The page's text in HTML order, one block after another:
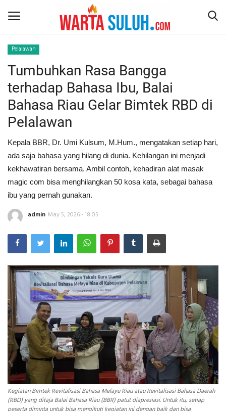
Home
NEWS
JAZIRAH RIAU
POLITIK
EKSBIS
PSPS PEKANBARU
LIFESTYLE
INDEKS
HEALTHY
Pelalawan
Tumbuhkan Rasa Bangga
terhadap Bahasa Ibu, Balai
Bahasa Riau Gelar Bimtek RBD di
Pelalawan
Kepala BBR, Dr. Umi Kulsum, M.Hum., mengatakan setiap hari,
ada saja bahasa yang hilang di dunia. Kehilangan ini menjadi
kekhawatiran bersama. Ambil contoh, kehadiran alat masak
magic com bisa menghilangkan 50 kosa kata, sebagai bahasa
ibu yang pernah gunakan.
admin May 5, 2026 - 18:05
Kegiatan Bimtek Revitalisasi Bahasa Melayu Riau atau Revitalisasi Bahasa Daerah
(RBD) yang ditaja Balai Bahasa Riau (BBR) patut diapresiasi. Untuk itu, setiap